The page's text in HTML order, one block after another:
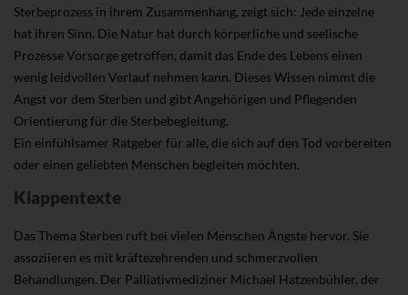
Sterbeprozess in ihrem Zusammenhang, zeigt sich: Jede einzelne
hat ihren Sinn. Die Natur hat durch körperliche und seelische
Prozesse Vorsorge getroffen, damit das Ende des Lebens einen
wenig leidvollen Verlauf nehmen kann. Dieses Wissen nimmt die
Angst vor dem Sterben und gibt Angehörigen und Pflegenden
Orientierung für die Sterbebegleitung.
Ein einfühlsamer Ratgeber für alle, die sich auf den Tod vorbereiten
oder einen geliebten Menschen begleiten möchten.
Klappentexte
Das Thema Sterben ruft bei vielen Menschen Ängste hervor. Sie
assoziieren es mit kräftezehrenden und schmerzvollen
Behandlungen. Der Palliativmediziner Michael Hatzenbühler, der